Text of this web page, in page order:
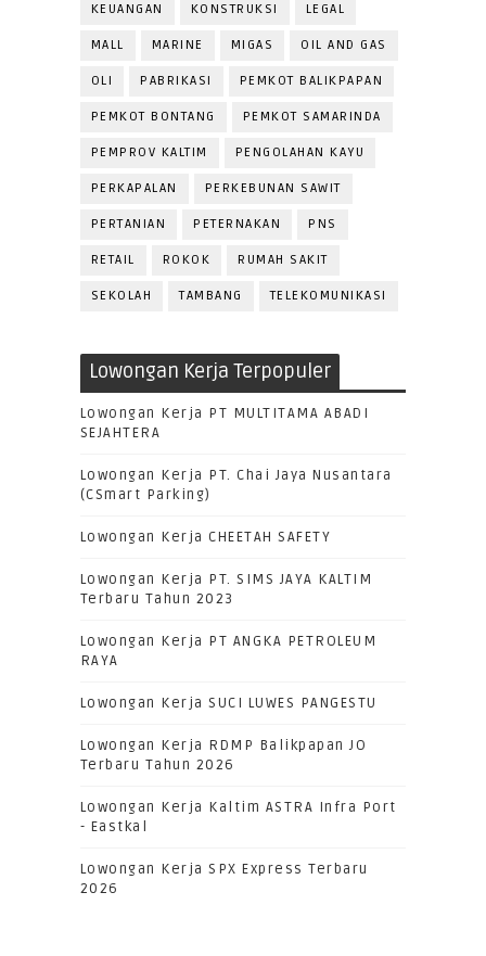
KEUANGAN KONSTRUKSI LEGAL
MALL MARINE MIGAS OIL AND GAS
OLI PABRIKASI PEMKOT BALIKPAPAN
PEMKOT BONTANG PEMKOT SAMARINDA
PEMPROV KALTIM PENGOLAHAN KAYU
PERKAPALAN PERKEBUNAN SAWIT
PERTANIAN PETERNAKAN PNS
RETAIL ROKOK RUMAH SAKIT
SEKOLAH TAMBANG TELEKOMUNIKASI
Lowongan Kerja Terpopuler
Lowongan Kerja PT MULTITAMA ABADI
SEJAHTERA
Lowongan Kerja PT. Chai Jaya Nusantara
(CSmart Parking)
Lowongan Kerja CHEETAH SAFETY
Lowongan Kerja PT. SIMS JAYA KALTIM
Terbaru Tahun 2023
Lowongan Kerja PT ANGKA PETROLEUM
RAYA
Lowongan Kerja SUCI LUWES PANGESTU
Lowongan Kerja RDMP Balikpapan JO
Terbaru Tahun 2026
Lowongan Kerja Kaltim ASTRA Infra Port
- Eastkal
Lowongan Kerja SPX Express Terbaru
2026